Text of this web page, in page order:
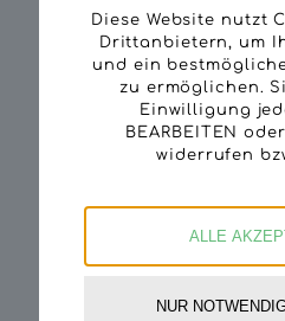
Volksschulen
07/05/2026
Markus Eichinger hat
bekommen
15/04/2026
17/09/2025
Diese Website nutzt
Drittanbietern, um
und ein
zu ermöglichen.
Einwilligung
BEARBEITEN
widerrufen
ALLE
NUR